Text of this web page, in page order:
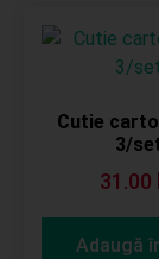
Cutie
3/
31.00
Adaugă